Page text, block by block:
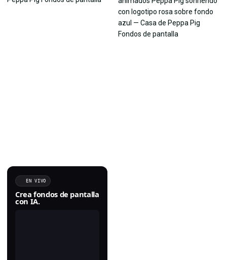
EN VIVO
Crea fondos de pantalla
con IA.